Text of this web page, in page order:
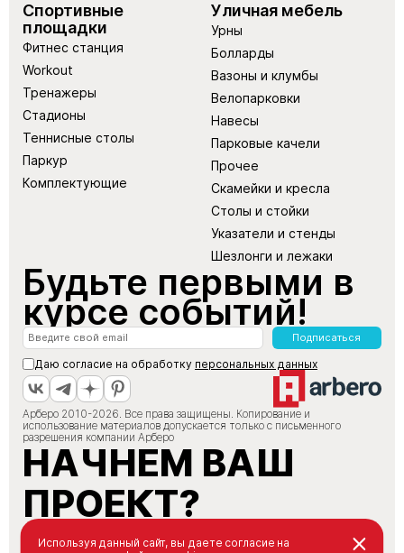
Спортивные
площадки
Фитнес станция
Workout
Тренажеры
Стадионы
Теннисные столы
Паркур
Комплектующие
Уличная мебель
Урны
Болларды
Вазоны и клумбы
Велопарковки
Навесы
Парковые качели
Прочее
Скамейки и кресла
Столы и стойки
Указатели и стенды
Шезлонги и лежаки
Будьте первыми в
курсе событий!
Подписаться
Даю согласие на обработку персональных данных
Арберо 2010-2026. Все права защищены. Копирование и
использование материалов допускается только с письменного
разрешения компании Арберо
НАЧНЕМ ВАШ
ПРОЕКТ?
+7 (495) 147-66-88
Используя данный сайт, вы даете согласие на